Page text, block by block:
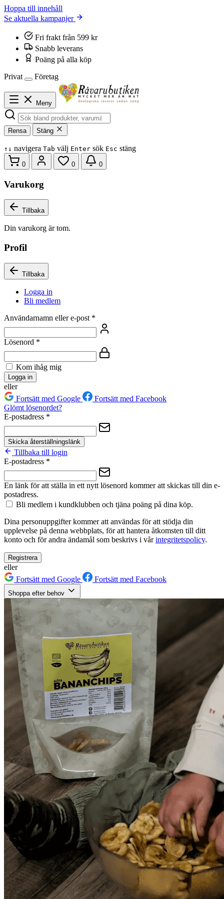
Hoppa till innehåll
Se aktuella kampanjer
Fri frakt från 599 kr
Snabb leverans
Poäng på alla köp
Privat
Företag
Meny
Rensa Stäng
↑ ↓ navigera Tab välj Enter sök Esc stäng
0 0 0
Varukorg
Tillbaka
Din varukorg är tom.
Profil
Tillbaka
Logga in
Bli medlem
Användarnamn eller e-post *
Lösenord *
Kom ihåg mig
Logga in
eller
Fortsätt med Google
Fortsätt med Facebook
Glömt lösenordet?
E-postadress *
Skicka återställningslänk
Tillbaka till login
E-postadress *
En länk för att ställa in ett nytt lösenord kommer att skickas till din e-
postadress.
Bli medlem i kundklubben och tjäna poäng på dina köp.
Dina personuppgifter kommer att användas för att stödja din
upplevelse på denna webbplats, för att hantera åtkomsten till ditt
konto och för andra ändamål som beskrivs i vårintegritetspolicy.
Registrera
eller
Fortsätt med Google
Fortsätt med Facebook
Shoppa efter behov